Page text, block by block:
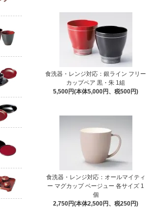
食洗器・レンジ対応：銀ライン フリー
カップペア 黒・朱 1組
5,500円(本体5,000円、税500円)
食洗器・レンジ対応：オールマイティ
ー マグカップ ベージュー 各サイズ 1
個
2,750円(本体2,500円、税250円)